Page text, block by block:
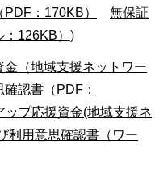
：170KB）
無保証
126KB） )
（地域支援ネットワー
認書（PDF：
ップ応援資金(地域支援ネ
利用意思確認書（ワー